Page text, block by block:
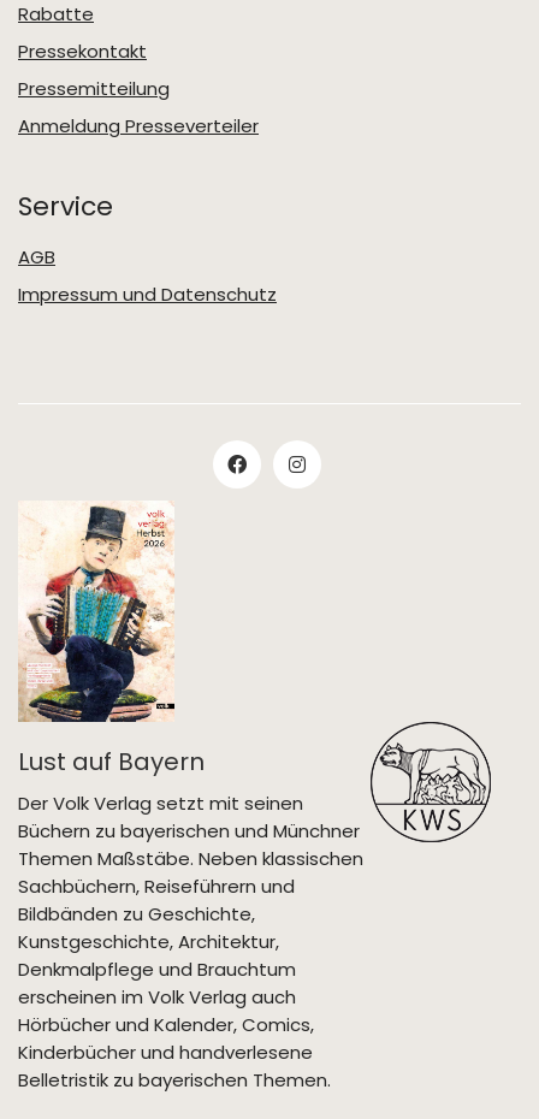
Rabatte
Pressekontakt
Pressemitteilung
Anmeldung Presseverteiler
Service
AGB
Impressum und Datenschutz
Lust auf Bayern
Der Volk Verlag setzt mit seinen
Büchern zu bayerischen und Münchner
Themen Maßstäbe. Neben klassischen
Sachbüchern, Reiseführern und
Bildbänden zu Geschichte,
Kunstgeschichte, Architektur,
Denkmalpflege und Brauchtum
erscheinen im Volk Verlag auch
Hörbücher und Kalender, Comics,
Kinderbücher und handverlesene
Belletristik zu bayerischen Themen.